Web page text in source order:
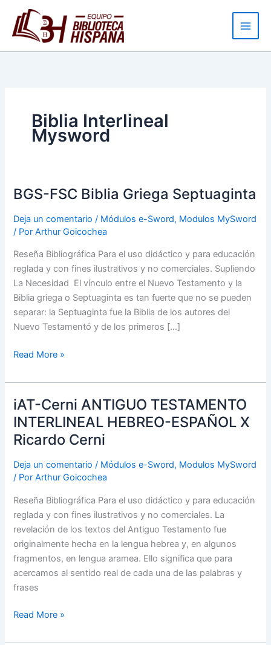
contenido
Biblia Interlineal
Mysword
BGS-FSC Biblia Griega Septuaginta
Deja un comentario / Módulos e-Sword, Modulos MySword
/ PorArthur Goicochea
Reseña Bibliográfica Para el uso didáctico y para educación
reglada y con fines ilustrativos y no comerciales. Supliendo
La Necesidad El vínculo entre el Nuevo Testamento y la
Biblia griega o Septuaginta es tan fuerte que no se pueden
separar: la Septuaginta fue la Biblia de los autores del
Nuevo Testamentó y de los primeros […]
BGS-
Biblia
Griega
Septuaginta
Read More »
iAT-Cerni ANTIGUO TESTAMENTO
INTERLINEAL HEBREO-ESPAÑOL X
Ricardo Cerni
Deja un comentario / Módulos e-Sword, Modulos MySword
/ PorArthur Goicochea
Reseña Bibliográfica Para el uso didáctico y para educación
reglada y con fines ilustrativos y no comerciales. La
revelación de los textos del Antiguo Testamento fue
originalmente hecha en la lengua hebrea y, en algunos
fragmentos, en lengua aramea. Ello significa que para
acercamos al sentido real de cada una de las palabras y
frases
iAT-
Cerni
ANTIGUO
TESTAMENTO
INTERLINEAL
HEBREO-
X
Ricardo
Cerni
Read More »